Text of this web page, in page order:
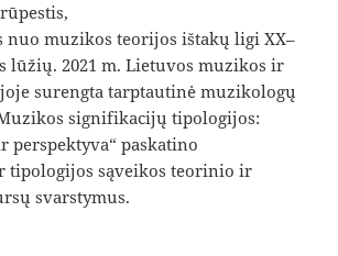
muzikos teorijos ištakų ligi XX–
lūžių. 2021 m. Lietuvos muzikos ir
surengta tarptautinė muzikologų
signifikacijų tipologijos:
perspektyva“ paskatino
tipologijos sąveikos teorinio ir
svarstymus.